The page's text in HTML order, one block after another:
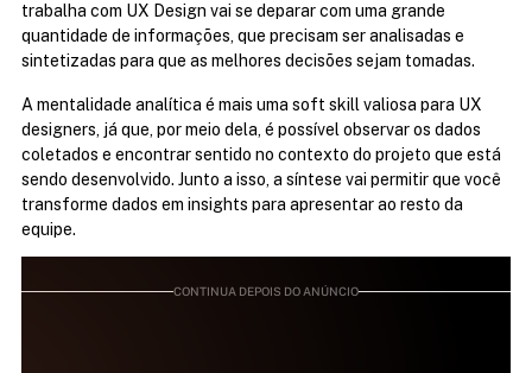
trabalha com UX Design vai se deparar com uma grande
quantidade de informações, que precisam ser analisadas e
sintetizadas para que as melhores decisões sejam tomadas.
A mentalidade analítica é mais uma soft skill valiosa para UX
designers, já que, por meio dela, é possível observar os dados
coletados e encontrar sentido no contexto do projeto que está
sendo desenvolvido. Junto a isso, a síntese vai permitir que você
transforme dados em insights para apresentar ao resto da
equipe.
CONTINUA DEPOIS DO ANÚNCIO